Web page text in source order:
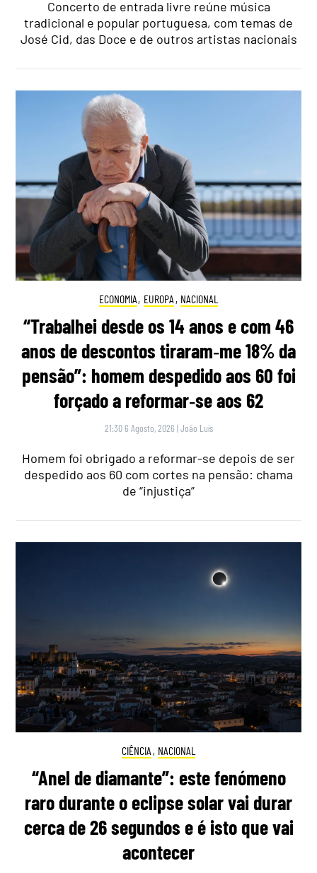
Concerto de entrada livre reúne música
tradicional e popular portuguesa, com temas de
José Cid, das Doce e de outros artistas nacionais
ECONOMIA, EUROPA , NACIONAL
“Trabalhei desde os 14 anos e com 46
anos de descontos tiraram‑me 18% da
pensão”: homem despedido aos 60 foi
forçado a reformar‑se aos 62
21:30 6 Agosto, 2026 |João Luís
Homem foi obrigado a reformar-se depois de ser
despedido aos 60 com cortes na pensão: chama
de “injustiça”
CIÊNCIA , NACIONAL
“Anel de diamante”: este fenómeno
raro durante o eclipse solar vai durar
cerca de 26 segundos e é isto que vai
acontecer